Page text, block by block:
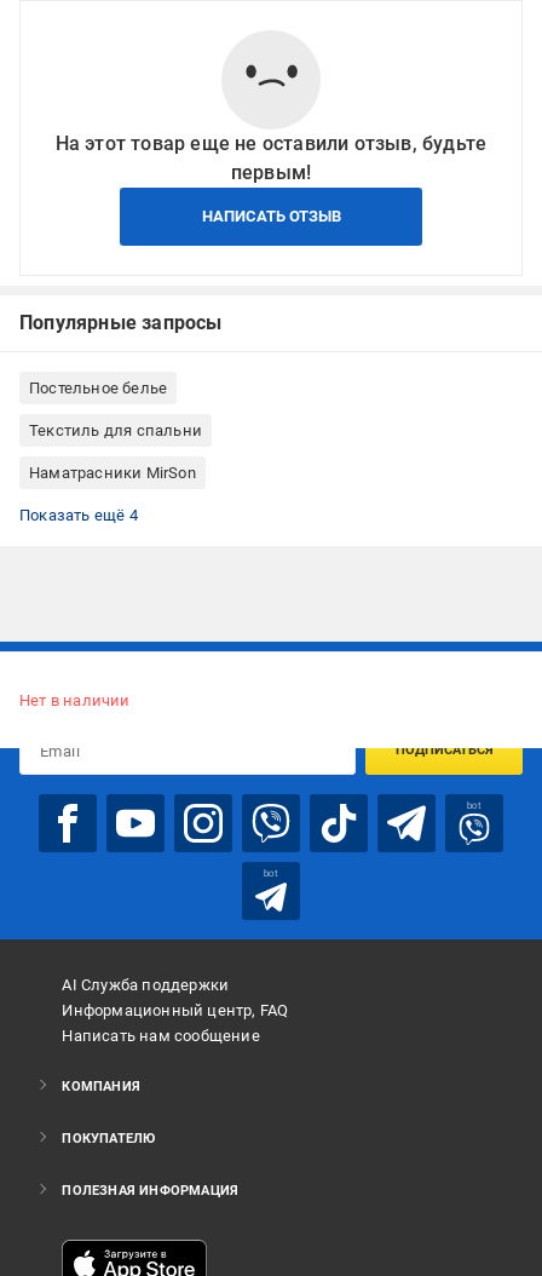
На этот товар еще не оставили отзыв, будьте
первым!
НАПИСАТЬ ОТЗЫВ
Популярные запросы
Постельное белье
Текстиль для спальни
Наматрасники MirSon
Наматрасники сатин
Наматрасники микросатин
Наматрасники антиаллергенные
Наматрасники 90x200
Показать ещё 4
Нет в наличии
ПОДПИСАТЬСЯ
bot
bot
AI Служба поддержки
Информационный центр, FAQ
Написать нам сообщение
КОМПАНИЯ
ПОКУПАТЕЛЮ
ПОЛЕЗНАЯ ИНФОРМАЦИЯ